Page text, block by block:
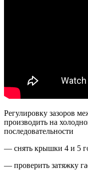
Регулировку зазоров
производить на
последовательности
— снять крышки 4 и 5
— проверить затяжку